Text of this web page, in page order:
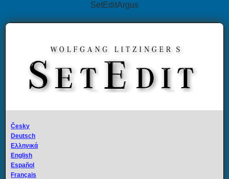
SetEditArgus
Česky
Deutsch
Ελληνικά
English
Español
Français